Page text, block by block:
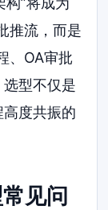
推流，而是
、OA审批
型不仅是
度共振的
见问